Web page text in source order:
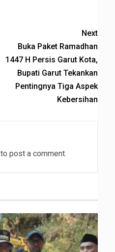
Next
Buka Paket Ramadhan
1447 H Persis Garut Kota,
Bupati Garut Tekankan
Pentingnya Tiga Aspek
Kebersihan
to post a comment.